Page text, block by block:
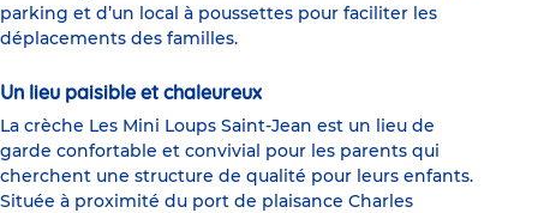
parking et d’un local à poussettes pour faciliter les
déplacements des familles.
Un lieu paisible et chaleureux
La crèche Les Mini Loups Saint-Jean est un lieu de
garde confortable et convivial pour les parents qui
cherchent une structure de qualité pour leurs enfants.
Située à proximité du port de plaisance Charles